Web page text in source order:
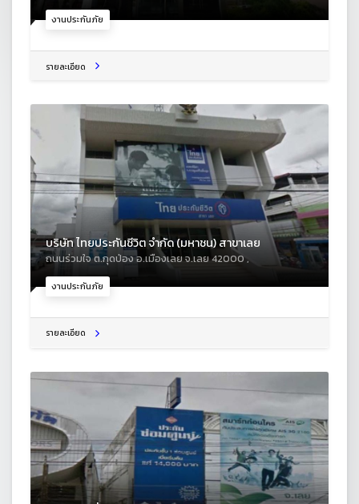
งานประกันภัย
รายละเอียด
งานประกันภัย
บริษัท ไทยประกันชีวิต จำกัด (มหาชน) สาขาเลย
ถนนร่วมใจ ต.กุดป่อง อ.เมืองเลย จ.เลย 42000 ,
รายละเอียด